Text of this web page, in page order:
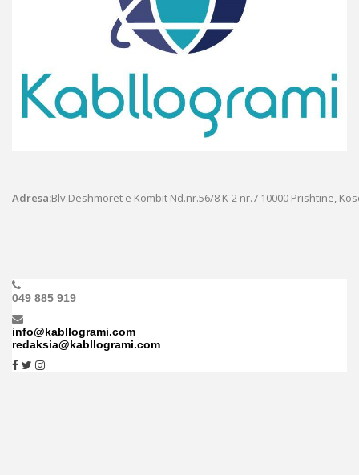
Adresa:Blv.Dëshmorët e Kombit Nd.nr.56/8 K-2 nr.7 10000 Prishtinë,
049 885 919
info@kabllogrami.com
redaksia@kabllogrami.com